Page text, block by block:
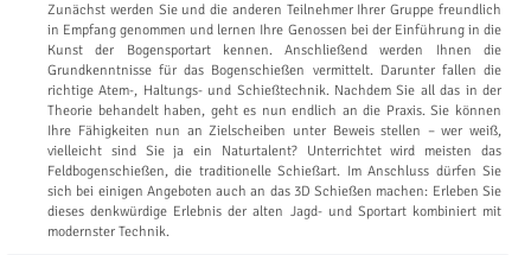
Zunächst werden Sie und die anderen Teilnehmer Ihrer Gruppe freundlich
in Empfang genommen und lernen Ihre Genossen bei der Einführung in die
Kunst der Bogensportart kennen. Anschließend werden Ihnen die
Grundkenntnisse für das Bogenschießen vermittelt. Darunter fallen die
richtige Atem-, Haltungs- und Schießtechnik. Nachdem Sie all das in der
Theorie behandelt haben, geht es nun endlich an die Praxis. Sie können
Ihre Fähigkeiten nun an Zielscheiben unter Beweis stellen – wer weiß,
vielleicht sind Sie ja ein Naturtalent? Unterrichtet wird meisten das
Feldbogenschießen, die traditionelle Schießart. Im Anschluss dürfen Sie
sich bei einigen Angeboten auch an das 3D Schießen machen: Erleben Sie
dieses denkwürdige Erlebnis der alten Jagd- und Sportart kombiniert mit
modernster Technik.